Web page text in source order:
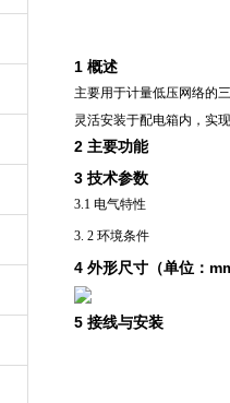
1 概述
主要用于计量低压网络的
灵活安装于配电箱内，实
2 主要功能
3 技术参数
3.1 电气特性
3. 2 环境条件
4 外形尺寸（单位：
5 接线与安装